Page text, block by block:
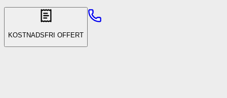
KOSTNADSFRI OFFERT